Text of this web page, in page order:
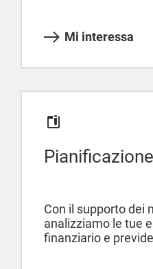
Mi interessa
Con il supporto dei
analizziamo le tue
finanziario e